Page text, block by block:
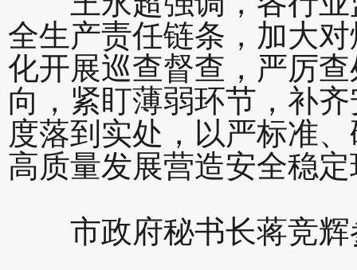
全生产责任链条，加大
化开展巡查督查，严厉
向，紧盯薄弱环节，补
度落到实处，以严标准
高质量发展营造安全稳
市政府秘书长蒋竞辉